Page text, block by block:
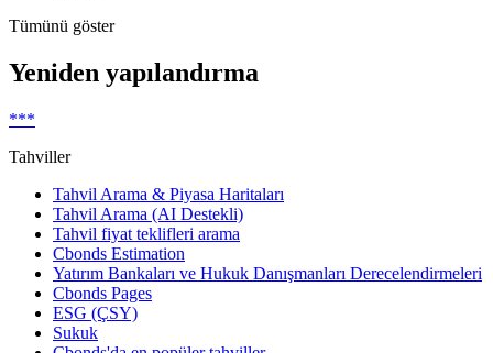
Tümünü göster
Yeniden yapılandırma
***
Tahviller
Tahvil Arama & Piyasa Haritaları
Tahvil Arama (AI Destekli)
Tahvil fiyat teklifleri arama
Cbonds Estimation
Yatırım Bankaları ve Hukuk Danışmanları Derecelendirmeleri
Cbonds Pages
ESG (ÇSY)
Sukuk